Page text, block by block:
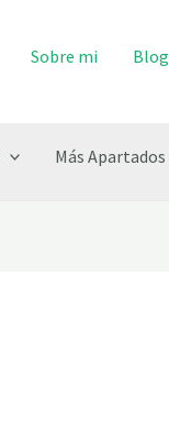
Sobre mi Blog
Más Apartados